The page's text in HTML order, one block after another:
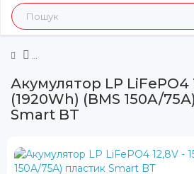
Акумулятор LP LiFePO4
(1920Wh) (BMS 150A/
Smart BT